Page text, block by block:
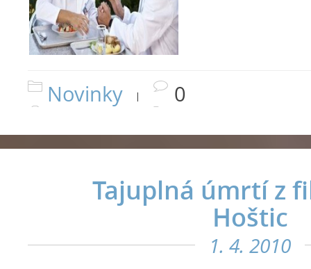
Novinky | 0
Tajuplná úmrtí z
Hoštic
1. 4. 2010